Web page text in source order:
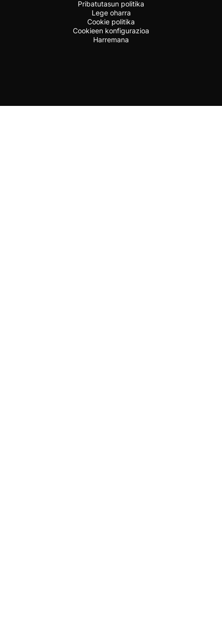
Pribatutasun politika
Lege oharra
Cookie politika
Cookieen konfigurazioa
Harremana